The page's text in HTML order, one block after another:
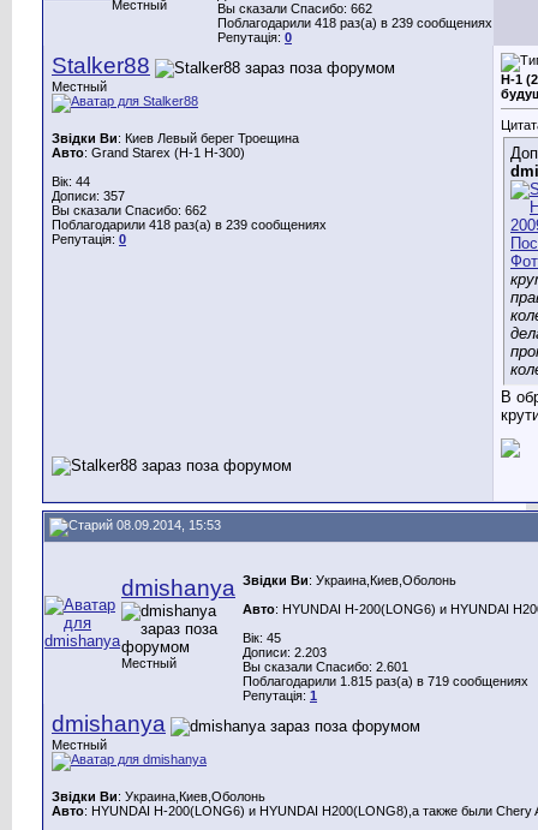
Местный
Вы сказали Спасибо: 662
Поблагодарили 418 раз(а) в 239 сообщениях
Репутація: 0
Stalker88
Местный
Звідки Ви: Киев Левый берег Троещина
Авто: Grand Starex (H-1 H-300)
Вік: 44
Дописи: 357
Вы сказали Спасибо: 662
Поблагодарили 418 раз(а) в 239 сообщениях
Репутація: 0
H-1
В
08.09.2014, 15:53
dmishanya
Местный
Звідки Ви: Украина,Киев,Оболонь
Авто: HYUNDAI H-200(LONG6) и HYUNDAI
Вік: 45
Дописи: 2.203
Вы сказали Спасибо: 2.601
Поблагодарили 1.815 раз(а) в 719 сообщениях
Репутація: 1
dmishanya
Местный
Звідки Ви: Украина,Киев,Оболонь
Авто: HYUNDAI H-200(LONG6) и HYUNDAI H200(LONG8),а также были Chery